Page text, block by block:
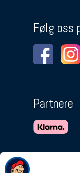
Følg oss
Partnere